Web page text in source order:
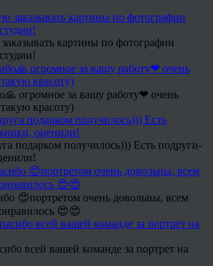
картины по фотографии
огромное за вашу работу❤ очень
красоту)
подарком получилось))) Есть подруги-
😍портретом очень довольны, всем
😍😍
всей вашей команде за портрет на